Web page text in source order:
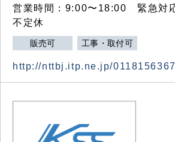
営業時間：9:00〜18:00 緊急対
不定休
販売可 工事・取付可
http://nttbj.itp.ne.jp/